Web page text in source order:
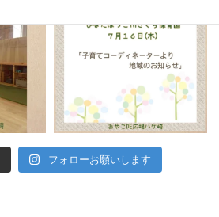
フォローお願いします